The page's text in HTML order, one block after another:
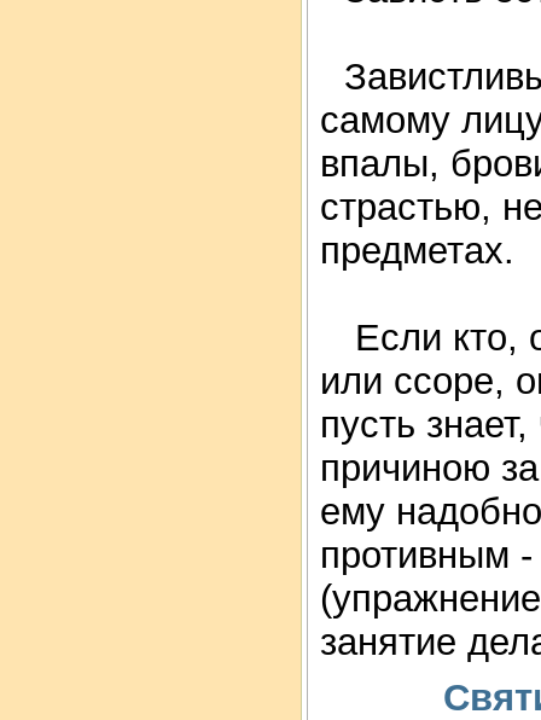
самому
впалы,
страстью,
предметах.
Если кто,
или ссоре,
пусть
причиною
ему
противным
занятие